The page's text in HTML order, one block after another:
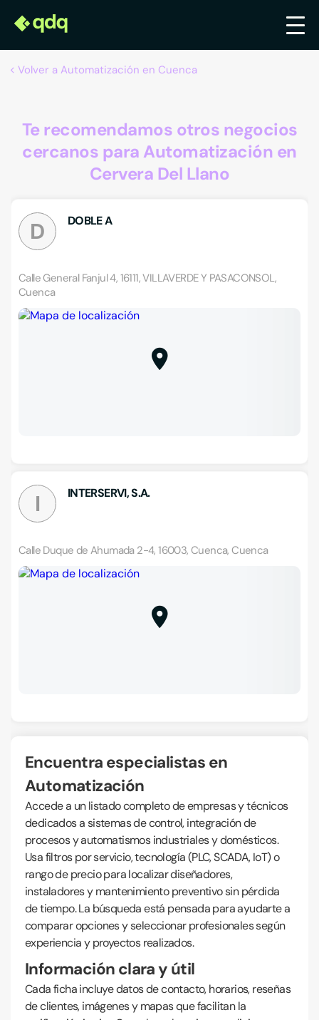
Volver a Automatización en Cuenca
Te recomendamos otros negocios
cercanos para Automatización en
Cervera Del Llano
D DOBLE A
Calle General Fanjul 4, 16111, VILLAVERDE Y PASACONSOL,
Cuenca
I INTERSERVI, S.A.
Calle Duque de Ahumada 2-4, 16003, Cuenca, Cuenca
Encuentra especialistas en
Automatización
Accede a un listado completo de empresas y técnicos
dedicados a sistemas de control, integración de
procesos y automatismos industriales y domésticos.
Usa filtros por servicio, tecnología (PLC, SCADA, IoT) o
rango de precio para localizar diseñadores,
instaladores y mantenimiento preventivo sin pérdida
de tiempo. La búsqueda está pensada para ayudarte a
comparar opciones y seleccionar profesionales según
experiencia y proyectos realizados.
Información clara y útil
Cada ficha incluye datos de contacto, horarios, reseñas
de clientes, imágenes y mapas que facilitan la